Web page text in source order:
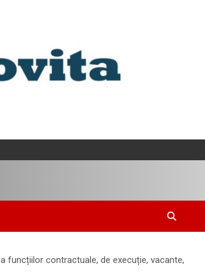
funcțiilor contractuale, de execuție, vacante,